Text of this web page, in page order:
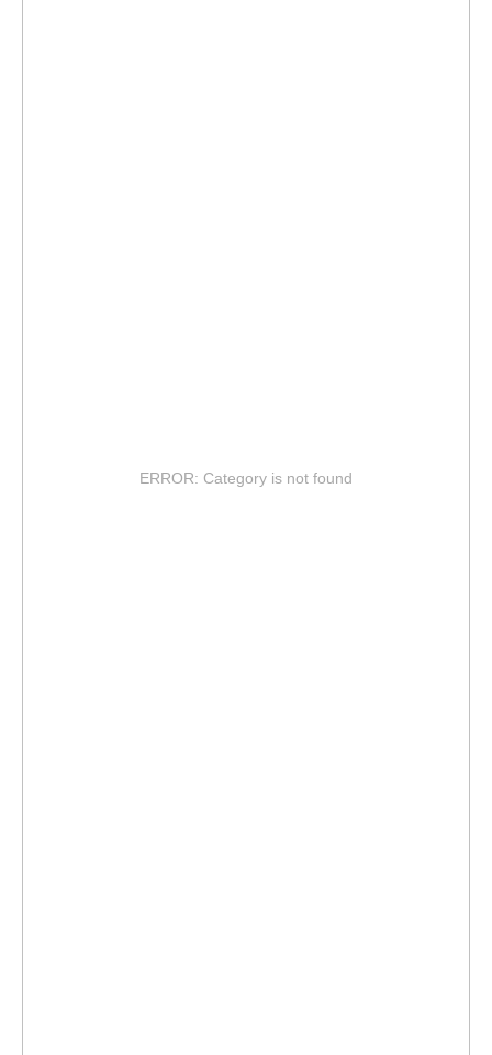
ERROR: Category is not found